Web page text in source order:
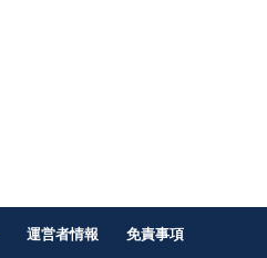
運営者情報 免責事項